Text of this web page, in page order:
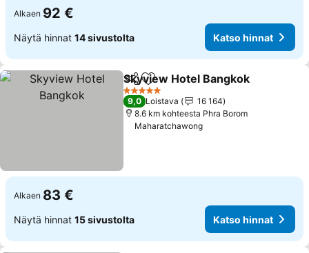
Alkaen 92 €
Näytä hinnat 14 sivustolta Katso hinnat
Jaa Lisää suosikkeihin
Skyview Hotel Bangkok
5 Tähtiluokitus
9,0 Loistava
16 164
8.6 km kohteesta Phra Borom
Maharatchawong
Alkaen 83 €
Näytä hinnat 15 sivustolta Katso hinnat